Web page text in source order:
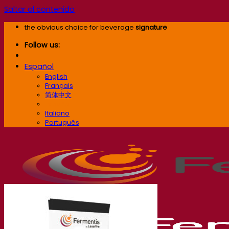
Saltar al contenido
the obvious choice for beverage signature
Follow us:
Español
English
Français
简体中文
Italiano
Português